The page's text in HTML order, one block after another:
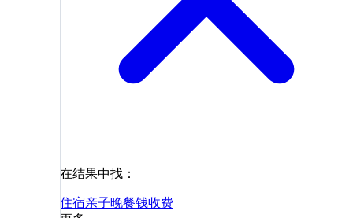
在结果中找：
住宿亲子晚餐钱收费